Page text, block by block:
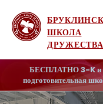
ШКОЛА
ДРУЖЕСТВА
БЕСПЛАТНО 3-K и
подготовительная